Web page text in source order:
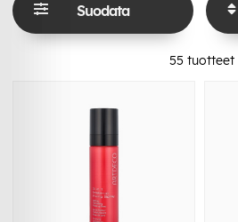
Suodata
55 tuotteet